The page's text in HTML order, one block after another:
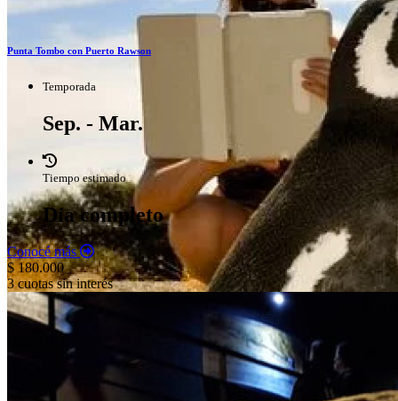
Punta Tombo con Puerto Rawson
Temporada
Sep. - Mar.
Tiempo estimado
Día completo
Conocé más
$ 180.000
3 cuotas sin interés